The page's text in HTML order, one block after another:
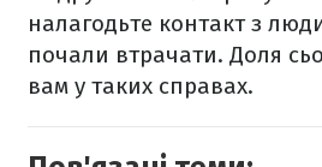
налагодьте контакт з
почали втрачати. Доля
вам у таких справах.